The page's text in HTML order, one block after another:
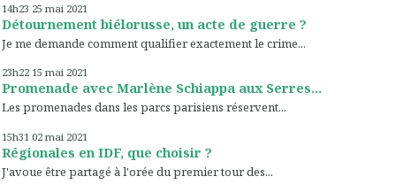
14h23 25 mai 2021
Détournement biélorusse, un acte de guerre ?
Je me demande comment qualifier exactement le crime...
23h22 15 mai 2021
Promenade avec Marlène Schiappa aux Serres...
Les promenades dans les parcs parisiens réservent...
15h31 02 mai 2021
Régionales en IDF, que choisir ?
J'avoue être partagé à l'orée du premier tour des...